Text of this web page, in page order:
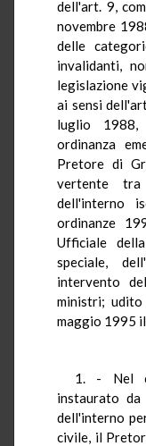
dell'art. 9,
novembre
delle
invalidanti,
legislazione
ai sensi
luglio 1988,
ordinanza
Pretore di
vertente
dell'interno
ordinanze
Ufficiale
speciale,
intervento
ministri;
maggio 1995
1. - Nel
instaurato
dell'interno
civile, il